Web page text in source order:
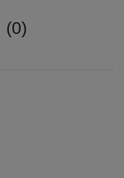
(0)